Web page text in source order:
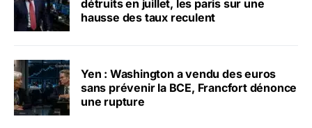
détruits en juillet, les paris sur une
hausse des taux reculent
Yen : Washington a vendu des euros
sans prévenir la BCE, Francfort dénonce
une rupture